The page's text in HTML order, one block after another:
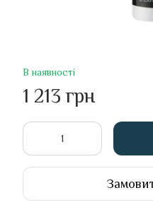
В наявності
1 213 грн